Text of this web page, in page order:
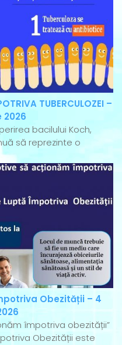
TUBERCULOZEI –
2026
bacilului Koch,
să reprezinte o
Obezității – 4
împotriva obezității”
Obezității este